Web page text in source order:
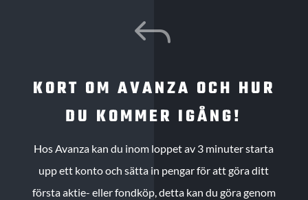
J
KORT OM AVANZA OCH HUR
DU KOMMER IGÅNG!
Hos Avanza kan du inom loppet av 3 minuter starta
upp ett konto och sätta in pengar för att göra ditt
första aktie- eller fondköp, detta kan du göra genom